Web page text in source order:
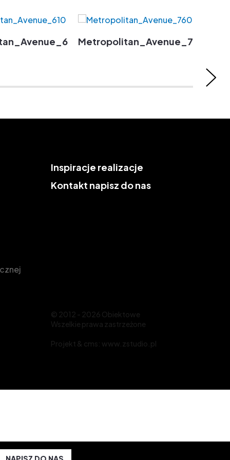
Metropolitan_Avenue_760
Inspiracje realizacje
Kontakt napisz do nas
© 2012 - 2026 Obiektowe
Wszelkie prawa zastrzeżone
Projekt & cms: www.zstudio.pl